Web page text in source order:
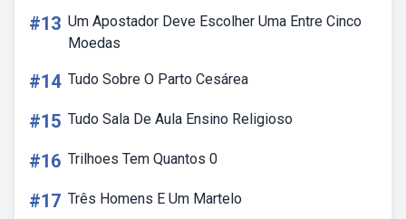
#13 Um Apostador Deve Escolher Uma Entre Cinco
Moedas
#14 Tudo Sobre O Parto Cesárea
#15 Tudo Sala De Aula Ensino Religioso
#16 Trilhoes Tem Quantos 0
#17 Três Homens E Um Martelo